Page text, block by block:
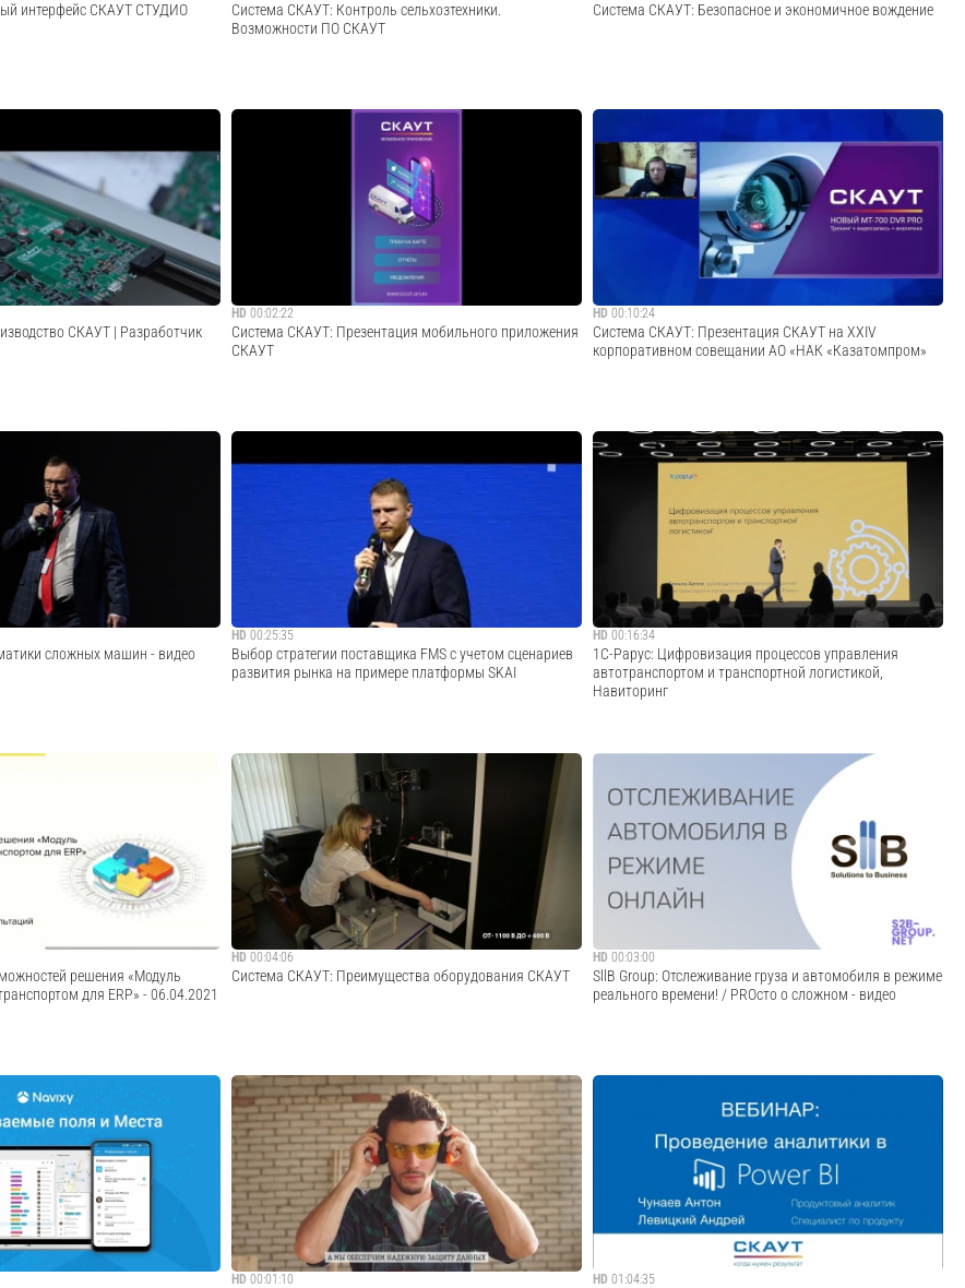
интерфейс СКАУТ СТУДИО
обновление программного
интерфейс СТУДИО
в себе возможности
Онлайн. Мы проделали
все
чис...
видео
Система СКАУТ: Контроль сельхозтехники.
Возможности ПО СКАУТ
Скринкасты использования ПО СКАУТ со следующими
сценариями: - определение трека и площади обработки
поля, - распределение водителей по сменам и локациям, -
контроль расхода топлива на всех этапах, -
идентификация навесного оборудован...
Cмотреть видео
Система СКАУТ: Безопасное и экономичное вождение
Безопасное и экономичное вождениеФлагманский
продукт ГК «СКАУТ» — Система СКАУТ, название которой
расшифровывается как Спутниковый Контроль
Автотранспорта и Учета Топлива. Основные задачи
Системы СКАУТ – помочь руководителям трансп...
Cмотреть видео
СКАУТ | Разработчик
производит собственное
обеспечение для системы
Спутниковые терминалы,
и дополнительное оборудование
Петербурге на вы...
Cмотреть видео
HD 00:02:22
Система СКАУТ: Презентация мобильного приложения
СКАУТ
Мобильное приложение СКАУТ Для клиентов доступны
следующие функции: построение треков, создание
отчетов в фоновом режиме, удобные группировки
автомобилей и уведомления о сливах, выходе из
геозоны и других настраиваемых событиях. Скачать ...
Cмотреть видео
HD 00:10:24
Система СКАУТ: Презентация СКАУТ на XXIV
корпоративном совещании АО «НАК «Казатомпром»
АО «НАК «Казатомпром» является лидером Республики
Казахстан по импорту и экспорту урана, редких металлов,
ядерного топлива для атомных электрических станций.
Компания ежегодно организует корпоративные
совещания, на которых собирает представ...
Cмотреть видео
сложных машин - видео
- Решения для
Мониторинг водного транспорта -
проектов
Cмотреть видео
HD 00:25:35
Выбор стратегии поставщика FMS с учетом сценариев
развития рынка на примере платформы SKAI
Юрий Висневский, Скаут Корпоративные Решения-
Взгляд на структуру рынка FMS - Новые игроки и
внешние факторы, глобальные тренды и вызовы - Тренд
«цифровая трансформация предприятий» как фактор
развития отрасли FMS - Платформа SKAI как...
Cмотреть видео
HD 00:16:34
1С-Рарус: Цифровизация процессов управления
автотранспортом и транспортной логистикой,
Навиторинг
10-ая ежегодной конференции Навиторинг - собирает на
одной площадке объединяет производителей,
интеграторов и операторов IT-систем для управления
транспортом.На панельной сессии «Клиентский сервис»
Блинов Артем, руководитель направления авт...
Cмотреть видео
решения «Модуль
для ERP» - 06.04.2021
по линейке решений
Автотранспортом» на
решения «Модуль
для ERP»" от 6 апреля
вебинара: Основные справочни...
Cмотреть видео
HD 00:04:06
Система СКАУТ: Преимущества оборудования СКАУТ
Преимущества оборудования СКАУТ
Cмотреть видео
HD 00:03:00
SllB Group: Отслеживание груза и автомобиля в режиме
реального времени! / PROсто о сложном - видео
Отслеживание авто в реальном времени- новый уровень
SLA . Тонкости и хитрости использования.
Cмотреть видео
HD 00:01:10 HD 01:04:35